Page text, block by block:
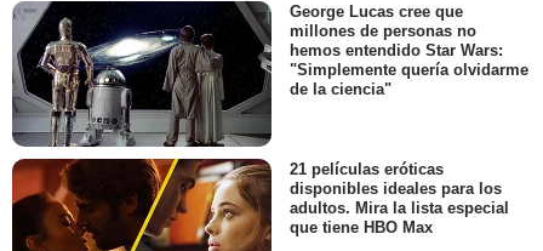
George Lucas cree que
millones de personas no
hemos entendido Star Wars:
"Simplemente quería olvidarme
de la ciencia"
21 películas eróticas
disponibles ideales para los
adultos. Mira la lista especial
que tiene HBO Max